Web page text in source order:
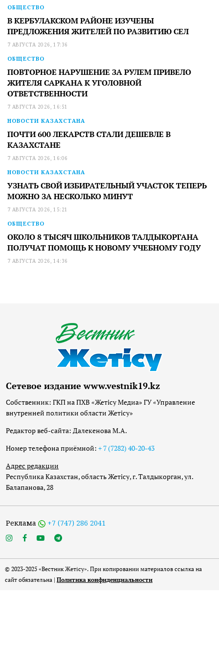
ОБЩЕСТВО
В КЕРБУЛАКСКОМ РАЙОНЕ ИЗУЧЕНЫ
ПРЕДЛОЖЕНИЯ ЖИТЕЛЕЙ ПО РАЗВИТИЮ СЕЛ
7 АВГУСТА 2026, 17:36
ОБЩЕСТВО
ПОВТОРНОЕ НАРУШЕНИЕ ЗА РУЛЕМ ПРИВЕЛО
ЖИТЕЛЯ САРКАНА К УГОЛОВНОЙ
ОТВЕТСТВЕННОСТИ
7 АВГУСТА 2026, 16:51
НОВОСТИ КАЗАХСТАНА
ПОЧТИ 600 ЛЕКАРСТВ СТАЛИ ДЕШЕВЛЕ В
КАЗАХСТАНЕ
7 АВГУСТА 2026, 16:06
НОВОСТИ КАЗАХСТАНА
УЗНАТЬ СВОЙ ИЗБИРАТЕЛЬНЫЙ УЧАСТОК ТЕПЕРЬ
МОЖНО ЗА НЕСКОЛЬКО МИНУТ
7 АВГУСТА 2026, 15:21
ОБЩЕСТВО
ОКОЛО 8 ТЫСЯЧ ШКОЛЬНИКОВ ТАЛДЫКОРГАНА
ПОЛУЧАТ ПОМОЩЬ К НОВОМУ УЧЕБНОМУ ГОДУ
7 АВГУСТА 2026, 14:36
Сетевое издание www.vestnik19.kz
Собственник: ГКП на ПХВ «Жетісу Медиа» ГУ «Управление
внутренней политики области Жетісу»
Редактор веб-сайта: Далекенова М.А.
Номер телефона приёмной: + 7 (7282) 40-20-43
Адрес редакции
Республика Казахстан, область Жетісу, г. Талдыкорган, ул.
Балапанова, 28
Реклама +7 (747) 286 2041
© 2023-2025 «Вестник Жетісу». При копировании материалов ссылка на
сайт обязательна | Политика конфиденциальности